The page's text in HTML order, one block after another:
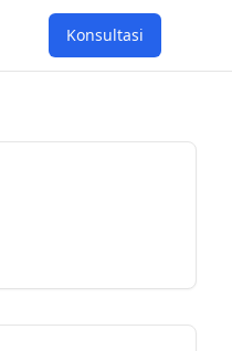
Konsultasi